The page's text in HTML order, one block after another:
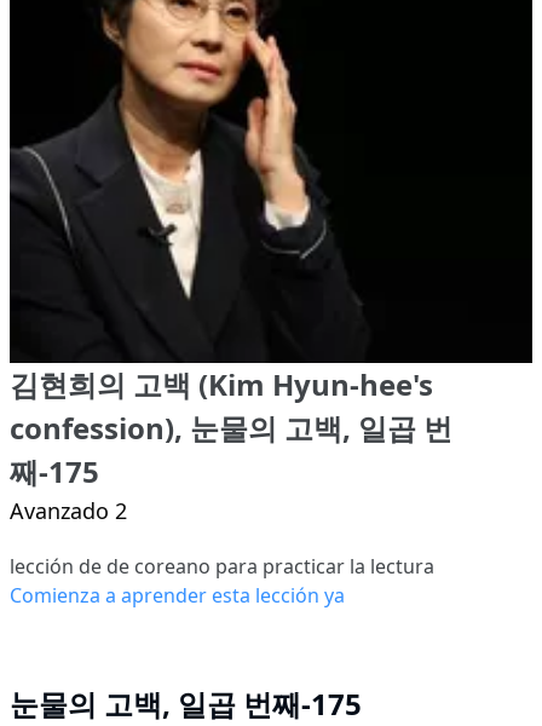
김현희의 고백 (Kim Hyun-hee's
confession), 눈물의 고백, 일곱 번
째-175
Avanzado 2
lección de de coreano para practicar la lectura
Comienza a aprender esta lección ya
눈물의 고백, 일곱 번째-175